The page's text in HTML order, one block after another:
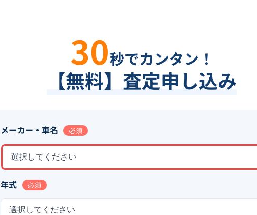
30秒でカンタン！
【無料】査定申し込み
メーカー・車名 必須
選択してください
年式 必須
選択してください